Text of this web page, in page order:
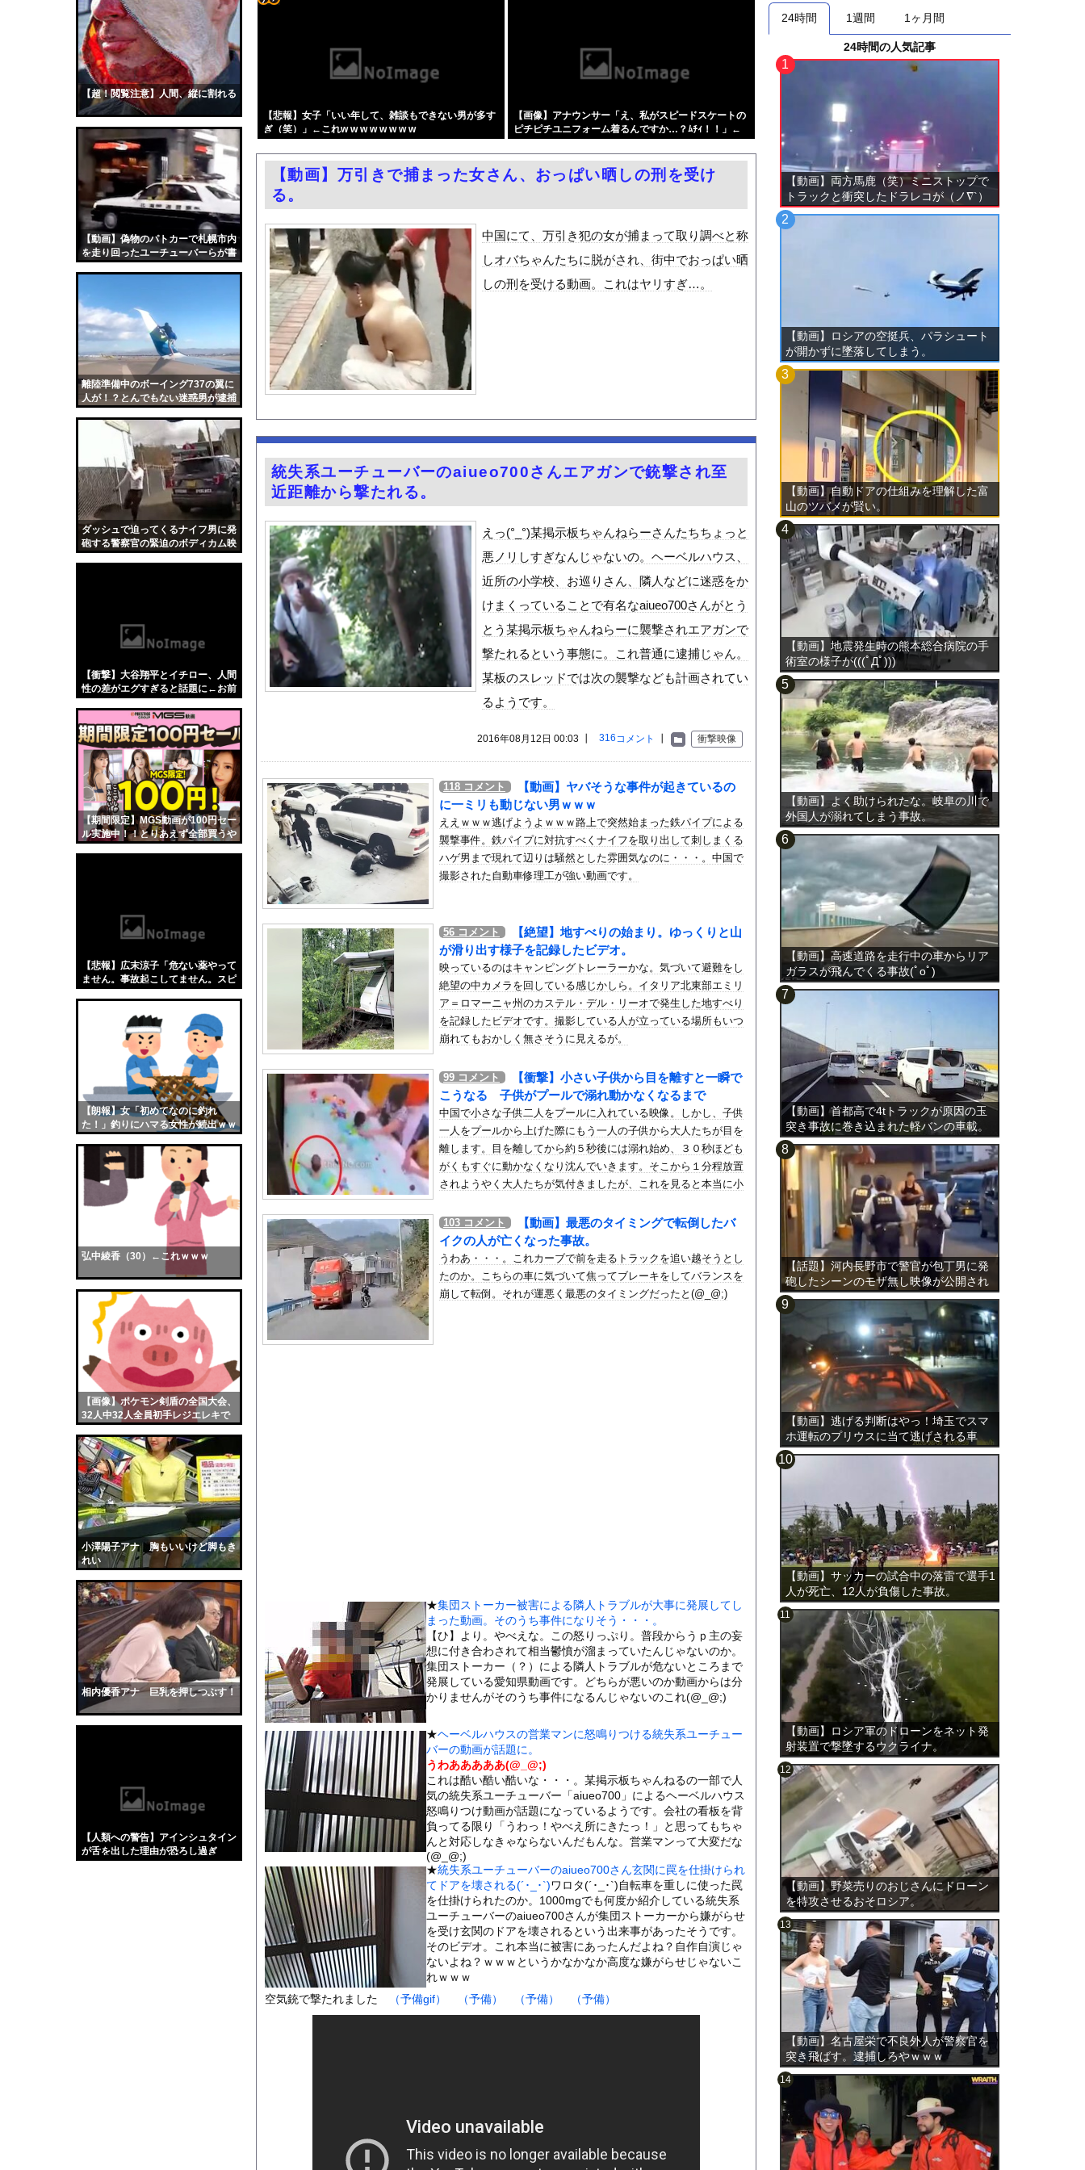
【超！閲覧注意】人間、縦に割れる
【動画】偽物のパトカーで札幌市内
を走り回ったユーチューバーらが書
離陸準備中のボーイング737の翼に
人が！？とんでもない迷惑男が逮捕
ダッシュで迫ってくるナイフ男に発
砲する警察官の緊迫のボディカム映
【衝撃】大谷翔平とイチロー、人間
性の差がエグすぎると話題に←お前
【期間限定】MGS動画が100円セー
ル実施中！！とりあえず全部買うや
【悲報】広末涼子「危ない薬やって
ません。事故起こしてません。スピ
【朗報】女「初めてなのに釣れ
た！」釣りにハマる女性が続出ｗｗ
弘中綾香（30）←これｗｗｗ
【画像】ポケモン剣盾の全国大会、
32人中32人全員初手レジエレキで
小澤陽子アナ 胸もいいけど脚もき
れい
相内優香アナ 巨乳を押しつぶす！
【人類への警告】アインシュタイン
が舌を出した理由が恐ろし過ぎ
中国製自動車、不具合によりドアが勝手に開いてしまう件
【画像】セブンイレブンのバイト「AIにちいかわの画像を食わせてっと………できた！」
自宅で左手に違和感を覚えた開業医、その日のうちに両足が動かなくなり入院すると……
エロ漫画『はじめての緊縛SM調教 終わらない前立腺イキ地獄』をrawやhitomiを...
中国人の子供が溺れ、周りに助けを乞う父親と、スマホを向けてインプレ稼ぎの見物人
フェラーリを手がけたピニンファリーナ、日本の鉄道初デザイン。南海電鉄が新たな空港特急...
パヨ「れいわ信者、れいわ知能といった表現は完全に差別表現。メディアは放送禁止用語に指...
今日撮れたK大学文〇学部JD1年のフェラシーンがコチラ
お前らがメイドイン韓国で認めてるもの 「キムチ」あと3つは？
中国「大洪水！」三峡ダム「9門開放！（全力放流」中国都市「三峡沿線の道路水没」中国政...
職場の人妻と不倫をして、ついに、、、
韓国国会、サッカー前代表監督を追及「なぜ負けたのか」
日本旅行キャンセルすべきか…1万年ぶり史上最大級の火山の兆し＝韓国の反応
うちのネコが目の前にいた。私が上に物を投げるフリをする → 猫はこうなります…
イーロン・マスク「中国のロボットはデタラメで遠隔操作してるだけ」
友廣南実アナ 海に落ちてパンツが透けてしまうハプニング！！【GIF動画あり】
井上晴美、乳首ヘアヌードや濡れ場おっぱいがエロ過ぎる！人生最後のラスト写真集、最高！...
【画像】ネギに豚バラを巻いて焼いただけの料理、なぜかグロいｗｗｗｗｗ
左ハンドル車のデメリット、意外と少ない
【動画】DJ SODAさん、エッチな水を浴びをしてしまう
天下一品とかいう定期的に行っては「こんなもんか…」ってなるラーメン屋wwwwwww
【ディズニー】高級ホテルでお馴染みのホテルミラコスタさん 値上げして改悪していたこと...
【動画】移民受け入れ派のパヨおば、自分の家に来られたら全力で拒否るｗｗｗｗｗｗｗｗｗ...
グラドル後藤まつりと至近距離でイチャイチャできる新作イメビが出たぞ！
『悪役令嬢転生おじさん』6話感想 モブ令嬢に絡まれるアンナ！
今の時期 河口で釣れる美味い魚教えて
【Xの車窓から】オービスかと思ったら野生の炊飯器で草 ほか
【衝撃】「かわいい虫」ランキング、ついに発表される
「アメリカのヤンキーがアジア人にケンカを売った結果ｗｗｗ」 ほか
【動画】移民受け入れ派のパヨおば、自分の家に来られたら全力で拒否るｗｗｗｗｗｗｗｗｗ...
伊Autosprint誌：ニューエイ代表渾身のアストンマーチンAMR26を改善に導い...
【画像】 小倉ゆうか(27)さん、7年ぶり『FRIDAY』表紙で神ボディ大解放
浜辺でビーチチェアに座っていたら、彼氏の同僚にいきなり頭からビールをかけられて、ビー...
【訃報】ラグビー九州電力所属の選手が熱中症で死亡 フィジー出身の26歳
【J1第1節 広島×千葉】広島はシュート21本の猛攻で千葉を圧倒しホーム開幕戦を飾る...
【速報】PTA会長「PTA参加拒否した親へ最終警告。こうなってもいい？」問題になりす...
白戸ゆめのアナ セクシーニットのノースリーブ巨乳！！【GIF動画あり】
【朗報】後藤真希 「無毛女性器生チラ＆乳の首ポロリ」計画
日本の古典作品が”現代にふさわしい表現”に強制変更される事態が進行中、今の価値観に照...
言うほどスーパーカブって良いバイクか？
【衝撃】さかなクン、結婚してる？の質問に「お魚で幸せ」と答えた結果ｗｗｗ
『ソニーが嫌い』←まあわかる『ソニー信者が嫌い』←まあわかる『任天堂信者が嫌い』←ま...
ショートスリーパー、誹謗中傷を受けて突然泣き出すwwwwwwwwwwwwwwwww
【画像】おまえらくんの机がこの女の子の椅子にされてたらｗｗｗ
【画像】この女優さん、可愛すぎる
【朗報】齋藤飛鳥、前屈みで完全に見えてる動画が拡散されてしまう…
【画像】おまえらこういう地雷系の女子高生って好きじゃないの？
勇気を出して白人美女にチン凸したアジア人短小男
、爆笑されてしまうｗｗｗ
10年もの間浮気してた嫁。まさかと思い長男のDNA鑑定をするがいいな？と問うと、元嫁...
ウクライナ侵攻以降、ロシア軍兵士のHIV感染が2000％急増…ウクライナメディア！
【配信者】「金バエ」のSNS更新が1週間途絶え、様々な憶測が飛び交う。1週間ぶりの投...
【画像】女の子「危機管理フォーーーーム！！！」
私「ちょっと、人の家の金庫触らないでよ！」キチママ『そこに金庫があったから、開けてみ...
かわいい彼女のために美味しい料理を用意した。部屋まで持って行く → この仕打ちです…
【動画】ヒョウ2頭が木に登って激しい戦い
道路脇で男性が缶切断していたドラム缶が爆発
【黒歴史】こういう昔の大学ヤリサーの流出エロ動画（顔出し）が一番抜ける
韓国人「安貞桓が韓国代表に激怒！『惨憺たる結果、徹底的な刷新が必要だ』と監督や協会を...
ケンタッキーとか言う唐揚げ屋ｗｗｗｗｗ
【画像】このAVが性癖ブッ刺さりで精子ドクドク作られるわｗｗｗｗ
【悲報】味噌ラーメンで行列、出来ない
【中国】男の子が爆竹に点火 マンホールが爆発しふた吹き飛ぶ
【画像】伊藤舞雪とかいうＡＶ女優ｗｗｗｗｗｗｗｗｗｗw
【緊急】肛門にスティックのり入れたけど出てこないの！！
【動画】タイのティパンコーン王子が日本人女性とデートか？
Powered by livedoor 相互RSS
このページは1000mgが管理しています。 RSS設定 更新順130件まで。それ以降の古いものは表
示されません。
【悲報】女子「いい年して、雑談もできない男が多す
ぎ（笑）」←これw w w w w w w w
【画像】アナウンサー「え、私がスピードスケートの
ピチピチユニフォーム着るんですか…？ﾑﾁｨ！！」←
自動
更新
【動画】万引きで捕まった女さん、おっぱい晒しの刑を受け
る。
中国にて、万引き犯の女が捕まって取り調べと称
しオバちゃんたちに脱がされ、街中でおっぱい晒
しの刑を受ける動画。これはヤリすぎ…。
統失系ユーチューバーのaiueo700さんエアガンで銃撃され至
近距離から撃たれる。
えっ(°_°)某掲示板ちゃんねらーさんたちちょっと
悪ノリしすぎなんじゃないの。ヘーベルハウス、
近所の小学校、お巡りさん、隣人などに迷惑をか
けまくっていることで有名なaiueo700さんがとう
とう某掲示板ちゃんねらーに襲撃されエアガンで
撃たれるという事態に。これ普通に逮捕じゃん。
某板のスレッドでは次の襲撃なども計画されてい
るようです。
衝撃映像
316コメント
2016年08月12日 00:03 ┃
118 コメント
【動画】ヤバそうな事件が起きているの
に一ミリも動じない男ｗｗｗ
ええｗｗｗ逃げようよｗｗｗ路上で突然始まった鉄パイプによる
襲撃事件。鉄パイプに対抗すべくナイフを取り出して刺しまくる
ハゲ男まで現れて辺りは騒然とした雰囲気なのに・・・。中国で
撮影された自動車修理工が強い動画です。
56 コメント
【絶望】地すべりの始まり。ゆっくりと山
が滑り出す様子を記録したビデオ。
映っているのはキャンピングトレーラーかな。気づいて避難をし
絶望の中カメラを回している感じかしら。イタリア北東部エミリ
ア＝ロマーニャ州のカステル・デル・リーオで発生した地すべり
を記録したビデオです。撮影している人が立っている場所もいつ
崩れてもおかしく無さそうに見えるが。
99 コメント
【衝撃】小さい子供から目を離すと一瞬で
こうなる 子供がプールで溺れ動かなくなるまで
中国で小さな子供二人をプールに入れている映像。しかし、子供
一人をプールから上げた際にもう一人の子供から大人たちが目を
離します。目を離してから約５秒後には溺れ始め、３０秒ほども
がくもすぐに動かなくなり沈んでいきます。そこから１分程放置
されようやく大人たちが気付きましたが、これを見ると本当に小
103 コメント
【動画】最悪のタイミングで転倒したバ
イクの人が亡くなった事故。
うわあ・・・。これカーブで前を走るトラックを追い越そうとし
たのか。こちらの車に気づいて焦ってブレーキをしてバランスを
崩して転倒。それが運悪く最悪のタイミングだったと(@_@;)
★集団ストーカー被害による隣人トラブルが大事に発展してし
まった動画。そのうち事件になりそう・・・。
【ひ】より。やべえな。この怒りっぷり。普段からうｐ主の妄
想に付き合わされて相当鬱憤が溜まっていたんじゃないのか。
集団ストーカー（？）による隣人トラブルが危ないところまで
発展している愛知県動画です。どちらが悪いのか動画からは分
かりませんがそのうち事件になるんじゃないのこれ(@_@;)
★ヘーベルハウスの営業マンに怒鳴りつける統失系ユーチュー
バーの動画が話題に。
うわあああああ(@_@;)
これは酷い酷い酷いな・・・。某掲示板ちゃんねるの一部で人
気の統失系ユーチューバー「aiueo700」によるヘーベルハウス
怒鳴りつけ動画が話題になっているようです。会社の看板を背
負ってる限り「うわっ！やべえ所にきたっ！」と思ってもちゃ
んと対応しなきゃならないんだもんな。営業マンって大変だな
(@_@;)
★統失系ユーチューバーのaiueo700さん玄関に罠を仕掛けられ
てドアを壊される(´･_･`)ワロタ(´･_･`)自転車を重しに使った罠
を仕掛けられたのか。1000mgでも何度か紹介している統失系
ユーチューバーのaiueo700さんが集団ストーカーから嫌がらせ
を受け玄関のドアを壊されるという出来事があったそうです。
そのビデオ。これ本当に被害にあったんだよね？自作自演じゃ
ないよね？ｗｗｗというかなかなか高度な嫌がらせじゃないこ
れｗｗｗ
空気銃で撃たれました
（予備gif） （予備） （予備） （予備）
24時間 1週間 1ヶ月間
24時間の人気記事
【動画】両方馬鹿（笑）ミニストップで
トラックと衝突したドラレコが（ノ∇`）
【動画】ロシアの空挺兵、パラシュート
が開かずに墜落してしまう。
【動画】自動ドアの仕組みを理解した富
山のツバメが賢い。
【動画】地震発生時の熊本総合病院の手
術室の様子が(((ﾟДﾟ)))
【動画】よく助けられたな。岐阜の川で
外国人が溺れてしまう事故。
【動画】高速道路を走行中の車からリア
ガラスが飛んでくる事故(ﾟoﾟ)
【動画】首都高で4tトラックが原因の玉
突き事故に巻き込まれた軽バンの車載。
【話題】河内長野市で警官が包丁男に発
砲したシーンのモザ無し映像が公開され
る。
【動画】逃げる判断はやっ！埼玉でスマ
ホ運転のプリウスに当て逃げされる車
載。
【動画】サッカーの試合中の落雷で選手1
人が死亡、12人が負傷した事故。
【動画】ロシア軍のドローンをネット発
射装置で撃墜するウクライナ。
【動画】野菜売りのおじさんにドローン
を特攻させるおそロシア。
【動画】名古屋栄で不良外人が警察官を
突き飛ばす。逮捕しろやｗｗｗ